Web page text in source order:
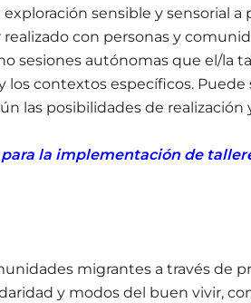
sensible y sensorial a
realizado con personas y
sesiones autónomas que el/la
los contextos específicos. Puede
las posibilidades de realización
la implementación de
migrantes a través de
y modos del buen vivir,